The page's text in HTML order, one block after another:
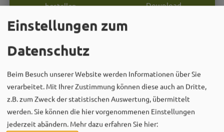
bestellen Download
Einstellungen zum
Datenschutz
Beim Besuch unserer Website werden Informationen über Sie
verarbeitet. Mit Ihrer Zustimmung können diese auch an Dritte,
z.B. zum Zweck der statistischen Auswertung, übermittelt
werden. Sie können die hier vorgenommenen Einstellungen
jederzeit abändern. Mehr dazu erfahren Sie hier: